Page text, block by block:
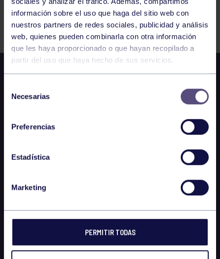
información sobre el uso que haga del sitio web con
nuestros partners de redes sociales, publicidad y análisis
web, quienes pueden combinarla con otra información
que les haya proporcionado o que hayan recopilado a
partir del uso que haya hecho de sus servicios.
Necesarias
Preferencias
Estadística
Marketing
PERMITIR TODAS
FILTRAR